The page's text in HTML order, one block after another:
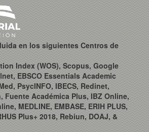
en los siguientes Centros de
Index (WOS), Scopus, Google
EBSCO Essentials Academic
PsycINFO, IBECS, Redinet,
Fuente Académica Plus, IBZ Online,
MEDLINE, EMBASE, ERIH PLUS,
Plus+ 2018, Rebiun, DOAJ, &